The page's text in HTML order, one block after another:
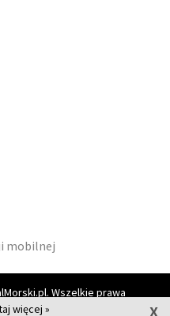
mobilnej
Wszelkie prawa
więcej » x